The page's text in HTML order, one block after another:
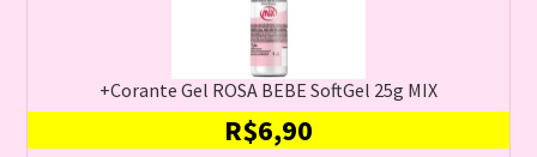
+Corante Gel ROSA BEBE SoftGel 25g MIX
R$6,90